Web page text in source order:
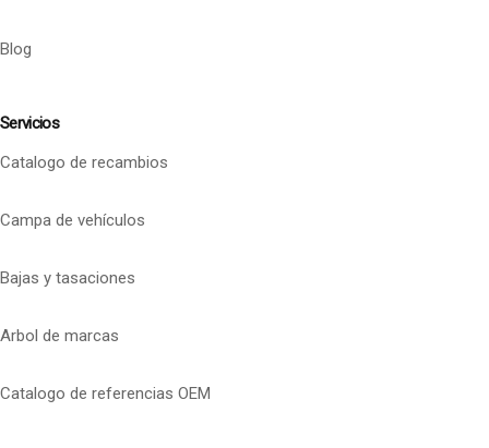
Blog
Servicios
Catalogo de recambios
Campa de vehículos
Bajas y tasaciones
Arbol de marcas
Catalogo de referencias OEM